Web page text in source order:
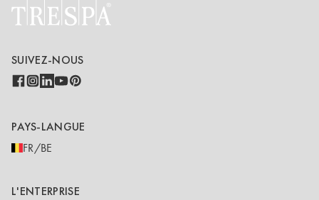
SUIVEZ-NOUS
PAYS-LANGUE
FR/BE
L'ENTERPRISE